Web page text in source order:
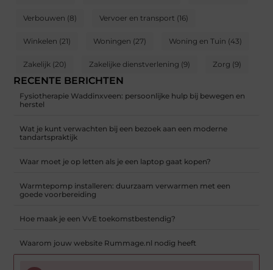
Verbouwen (8) Vervoer en transport (16)
Winkelen (21) Woningen (27) Woning en Tuin (43)
Zakelijk (20) Zakelijke dienstverlening (9) Zorg (9)
RECENTE BERICHTEN
Fysiotherapie Waddinxveen: persoonlijke hulp bij bewegen en
herstel
Wat je kunt verwachten bij een bezoek aan een moderne
tandartspraktijk
Waar moet je op letten als je een laptop gaat kopen?
Warmtepomp installeren: duurzaam verwarmen met een
goede voorbereiding
Hoe maak je een VvE toekomstbestendig?
Waarom jouw website Rummage.nl nodig heeft